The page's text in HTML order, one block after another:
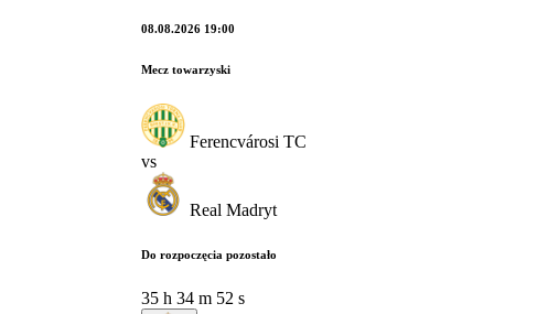
08.08.2026 19:00
Mecz towarzyski
Ferencvárosi TC
vs
Real Madryt
Do rozpoczęcia pozostało
35 h 34 m 51 s